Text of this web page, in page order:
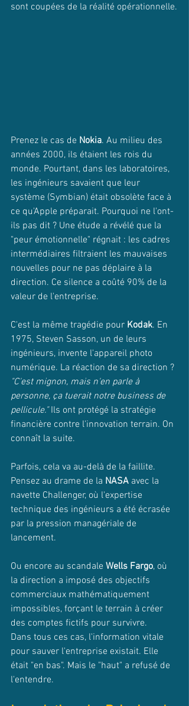
sont coupées de la réalité opérationnelle.
Prenez le cas de Nokia. Au milieu des
années 2000, ils étaient les rois du
monde. Pourtant, dans les laboratoires,
les ingénieurs savaient que leur
système (Symbian) était obsolète face à
ce qu'Apple préparait. Pourquoi ne l'ont-
ils pas dit ? Une étude a révélé que la
"peur émotionnelle" régnait : les cadres
intermédiaires filtraient les mauvaises
nouvelles pour ne pas déplaire à la
direction. Ce silence a coûté 90% de la
valeur de l'entreprise.
C'est la même tragédie pour Kodak. En
1975, Steven Sasson, un de leurs
ingénieurs, invente l'appareil photo
numérique. La réaction de sa direction ?
"C'est mignon, mais n'en parle à
personne, ça tuerait notre business de
pellicule." Ils ont protégé la stratégie
financière contre l'innovation terrain. On
connaît la suite.
Parfois, cela va au-delà de la faillite.
Pensez au drame de la NASA avec la
navette Challenger, où l'expertise
technique des ingénieurs a été écrasée
par la pression managériale de
lancement.
Ou encore au scandale Wells Fargo, où
la direction a imposé des objectifs
commerciaux mathématiquement
impossibles, forçant le terrain à créer
des comptes fictifs pour survivre.
Dans tous ces cas, l'information vitale
pour sauver l'entreprise existait. Elle
était "en bas". Mais le "haut" a refusé de
l'entendre.